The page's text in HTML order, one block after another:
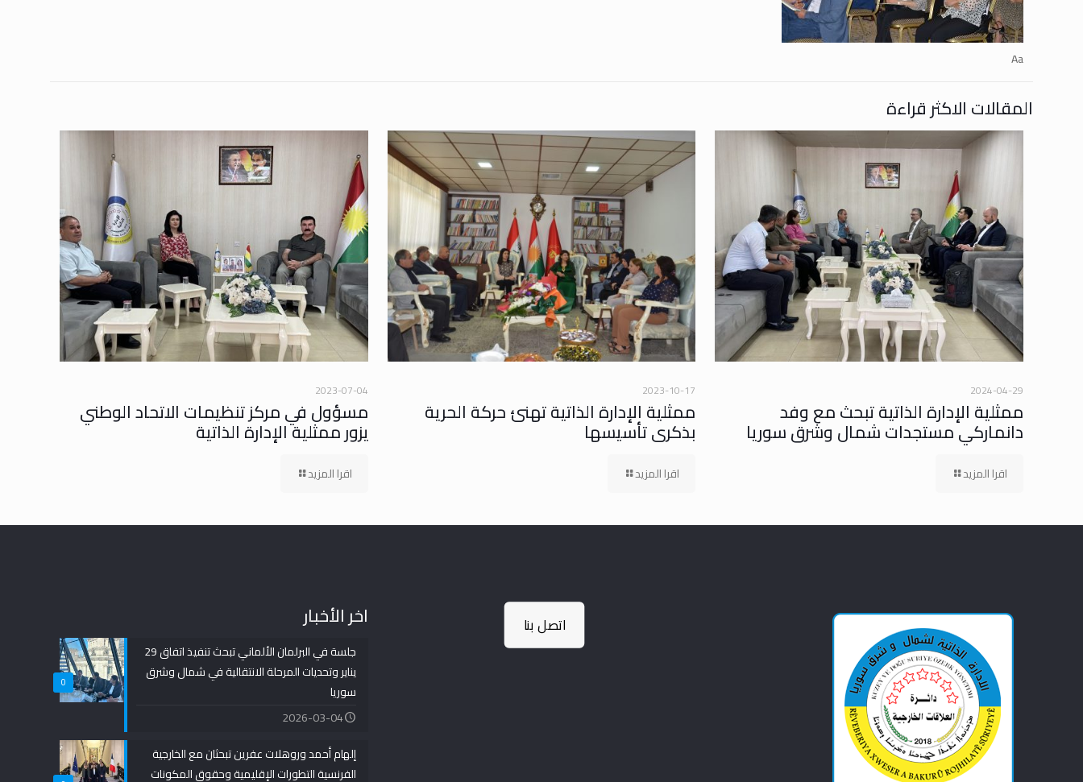
Aa
المقالات الاكثر قراءة
2024-04-29
ممثلية الإدارة الذاتية تبحث مع وفد
دانماركي مستجدات شمال وشرق سوريا
اقرا المزيد
2023-10-17
ممثلية الإدارة الذاتية تهنئ حركة الحرية
بذكرى تأسيسها
اقرا المزيد
2023-07-04
مسؤول في مركز تنظيمات الاتحاد الوطني
يزور ممثلية الإدارة الذاتية
اقرا المزيد
اتصل بنا اخر الأخبار
0
جلسة في البرلمان الألماني تبحث تنفيذ اتفاق 29
يناير وتحديات المرحلة الانتقالية في شمال وشرق
سوريا
2026-03-04
إلهام أحمد وروهلات عفرين تبحثان مع الخارجية
الفرنسية التطورات الإقليمية وحقوق المكونات